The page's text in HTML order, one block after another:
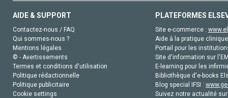
AIDE & SUPPORT
Contactez-nous / FAQ
Qui sommes-nous ?
Mentions légales
© - Avertissements
Termes et conditions d'utilisation
Politique rédactionnelle
Politique publicitaire
Cookie settings
PLATEFORMES
Site e-commerce :
Aide à la pratique
Portail pour les
Site d'information sur
E-learning pour les
Bibliothèque d'e-books
Blog special IFSI :
Suivez notre actualité